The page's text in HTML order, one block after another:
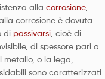
alla corrosione,
corrosione è dovuta
di passivarsi, cioè di
di spessore pari a
o la lega,
sono caratterizzati